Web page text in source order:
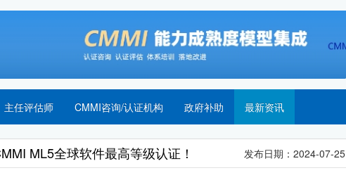
主任评估师 CMMI咨询/认证机构 政府补助 最新资讯
ML5全球软件最高等级认证！ 发布日期：2024-07-25